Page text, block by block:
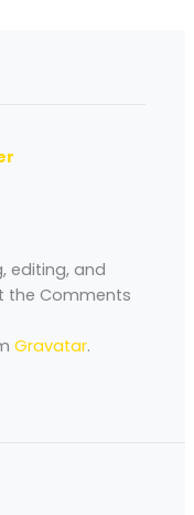
editing, and
the Comments
Gravatar.